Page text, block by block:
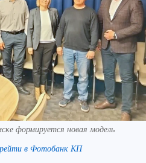
формируется новая модель
в Фотобанк КП